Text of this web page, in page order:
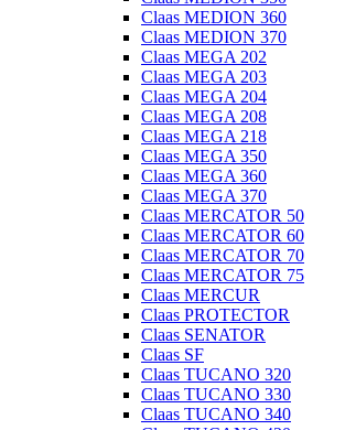
Claas MEDION 360
Claas MEDION 370
Claas MEGA 202
Claas MEGA 203
Claas MEGA 204
Claas MEGA 208
Claas MEGA 218
Claas MEGA 350
Claas MEGA 360
Claas MEGA 370
Claas MERCATOR 50
Claas MERCATOR 60
Claas MERCATOR 70
Claas MERCATOR 75
Claas MERCUR
Claas PROTECTOR
Claas SENATOR
Claas SF
Claas TUCANO 320
Claas TUCANO 330
Claas TUCANO 340